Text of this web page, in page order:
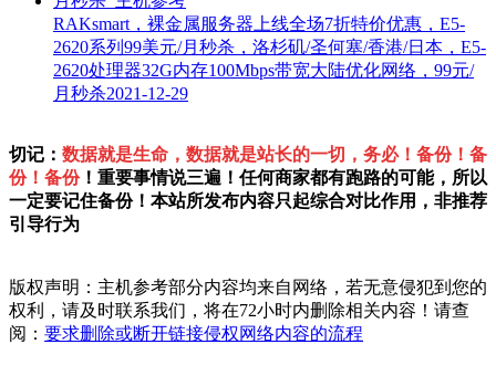
RAKsmart，裸金属服务器上线全场7折特价优惠，E5-
2620系列99美元/月秒杀，洛杉矶/圣何塞/香港/日本，E5-
2620处理器32G内存100Mbps带宽大陆优化网络，99元/
月秒杀2021-12-29
切记： 数据就是生命，数据就是站长的一切，务必！备份！备
份！备份！重要事情说三遍！任何商家都有跑路的可能，所以
一定要记住备份！本站所发布内容只起综合对比作用，非推荐
引导行为
版权声明：主机参考部分内容均来自网络，若无意侵犯到您的
权利，请及时联系我们，将在72小时内删除相关内容！请查
阅： 要求删除或断开链接侵权网络内容的流程